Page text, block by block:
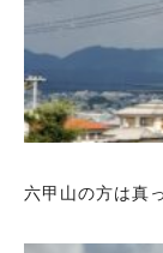
六甲山の方は真